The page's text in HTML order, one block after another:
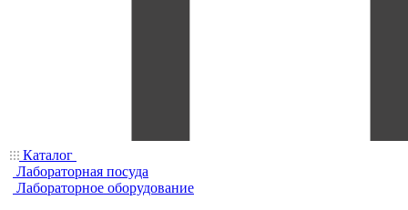
Каталог
Лабораторная посуда
Лабораторное оборудование